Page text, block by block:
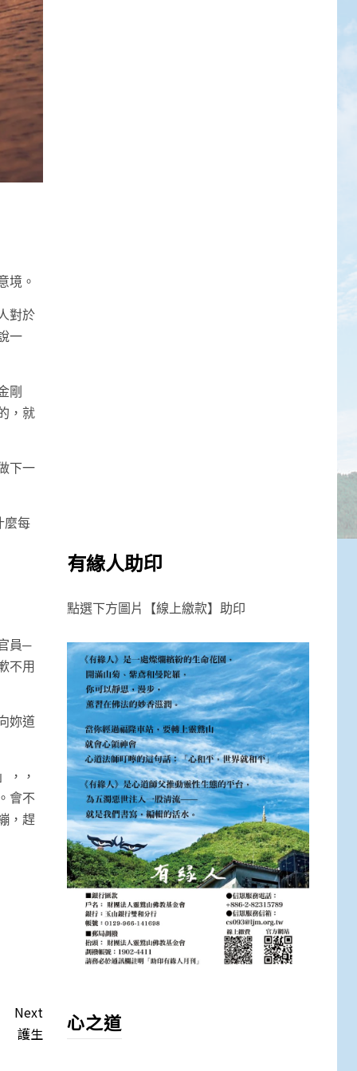
境。
對於
一
剛
，就
下一
麼每
員─
不用
妳道
，，
會不
，趕
Next
護生
有緣人助印
點選下方圖片【線上繳款】助印
心之道